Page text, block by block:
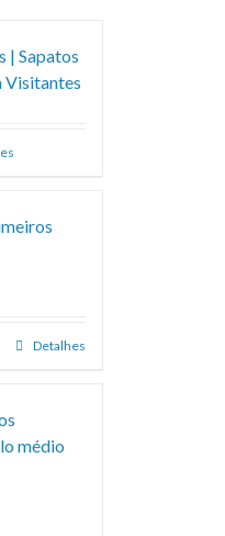
| Sapatos
Visitantes
Detalhes
médio